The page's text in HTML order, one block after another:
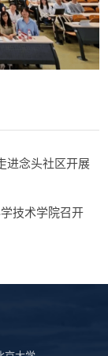
进念头社区开展
技术学院召开